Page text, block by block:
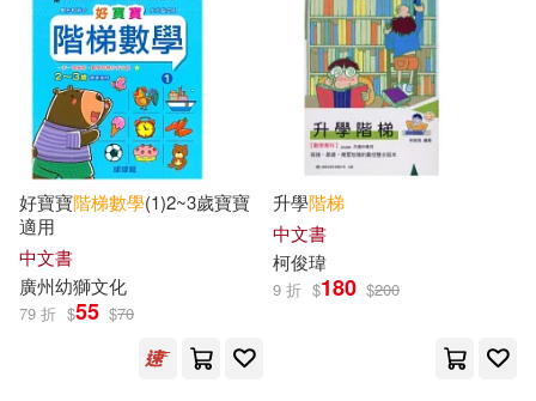
嚴文琪（主編）(4)
幼獅文化(4) 幼獅文化編著(4)
廣州幼獅文化(4)
本書編寫組(4)
河北少年兒童出版社(6)
中國計量出版社(5)
二十一世紀出版社(5)
浙江大學出版社(5)
好寶寶階梯數學(1)2~3歲寶寶
適用
中文書
廣州幼獅文化
79 折 $55 $70
升學階梯
中文書
柯俊瑋
9 折 $180 $200